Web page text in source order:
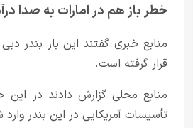
خطر باز هم در امارات به صدا
منابع خبری گفتند این بار بندر
قرار گرفته است.
منابع محلی گزارش دادند در این
تأسیسات آمریکایی در این بندر